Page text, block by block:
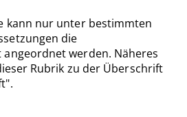
kann nur unter bestimmten
die
werden. Näheres
Rubrik zu der Überschrift